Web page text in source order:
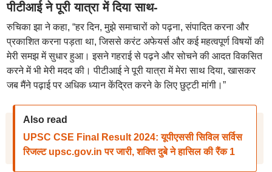
पीटीआई ने पूरी यात्रा में दिया साथ-
रुचिका झा ने कहा, “हर दिन, मुझे समाचारों को पढ़ना, संपादित करना और
प्रकाशित करना पड़ता था, जिससे करंट अफेयर्स और कई महत्वपूर्ण विषयों की
मेरी समझ में सुधार हुआ। इसने गहराई से पढ़ने और सोचने की आदत विकसित
करने में भी मेरी मदद की। पीटीआई ने पूरी यात्रा में मेरा साथ दिया, खासकर
जब मैंने पढ़ाई पर अधिक ध्यान केंद्रित करने के लिए छुट्टी मांगी।”
Also read
UPSC CSE Final Result 2024: यूपीएससी सिविल सर्विस
रिजल्ट upsc.gov.in पर जारी, शक्ति दुबे ने हासिल की रैंक 1